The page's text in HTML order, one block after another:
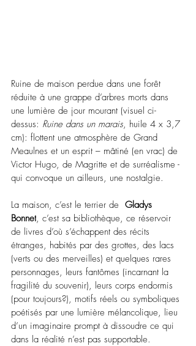
Ruine de maison perdue dans une forêt
réduite à une grappe d’arbres morts dans
une lumière de jour mourant (visuel ci-
dessus: Ruine dans un marais, huile 4 x 3,7
cm): flottent une atmosphère de Grand
Meaulnes et un esprit – mâtiné (en vrac) de
Victor Hugo, de Magritte et de surréalisme -
qui convoque un ailleurs, une nostalgie.
La maison, c’est le terrier de Gladys
Bonnet, c’est sa bibliothèque, ce réservoir
de livres d’où s’échappent des récits
étranges, habités par des grottes, des lacs
(verts ou des merveilles) et quelques rares
personnages, leurs fantômes (incarnant la
fragilité du souvenir), leurs corps endormis
(pour toujours?), motifs réels ou symboliques
poétisés par une lumière mélancolique, lieu
d’un imaginaire prompt à dissoudre ce qui
dans la réalité n’est pas supportable.